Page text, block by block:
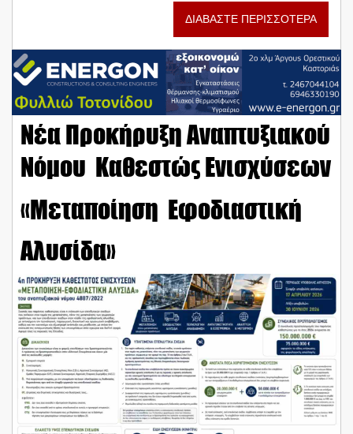
ΔΙΑΒΑΣΤΕ ΠΕΡΙΣΣΟΤΕΡΑ
Νέα Προκήρυξη Αναπτυξιακού
Νόμου  Καθεστώς Ενισχύσεων
«Μεταποίηση  Εφοδιαστική
Αλυσίδα»